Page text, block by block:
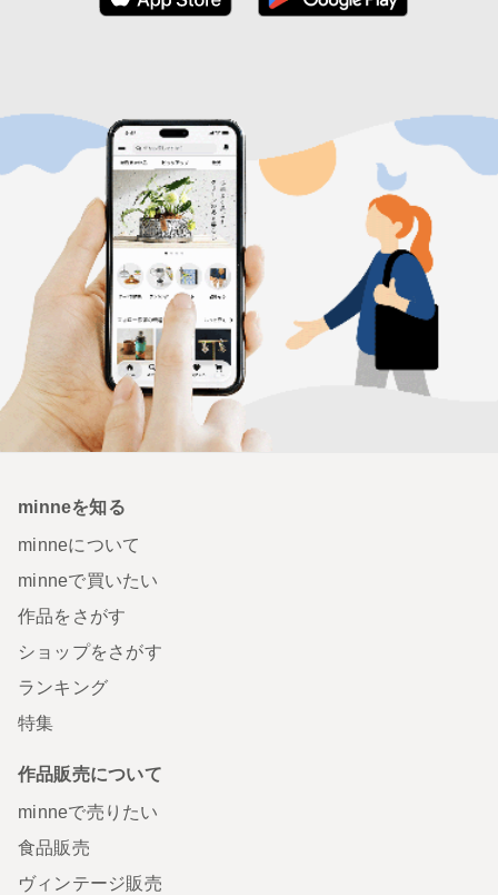
minneを知る
minneについて
minneで買いたい
作品をさがす
ショップをさがす
ランキング
特集
作品販売について
minneで売りたい
食品販売
ヴィンテージ販売